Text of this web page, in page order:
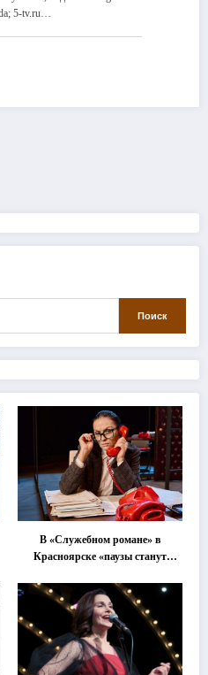
5-tv.ru…
Поиск
В «Служебном романе» в
Красноярске «паузы станут